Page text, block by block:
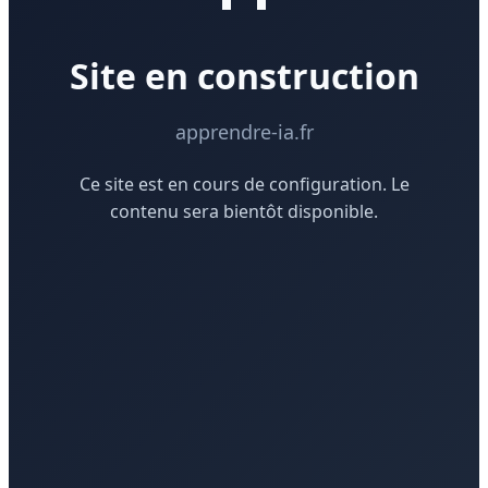
Site en construction
apprendre-ia.fr
Ce site est en cours de configuration. Le
contenu sera bientôt disponible.